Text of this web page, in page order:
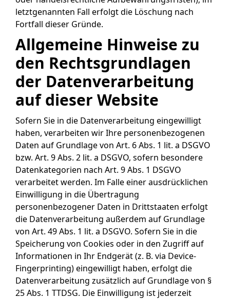
letztgenannten Fall erfolgt die Löschung nach
Fortfall dieser Gründe.
Allgemeine Hinweise zu
den Rechtsgrundlagen
der Datenverarbeitung
auf dieser Website
Sofern Sie in die Datenverarbeitung eingewilligt
haben, verarbeiten wir Ihre personenbezogenen
Daten auf Grundlage von Art. 6 Abs. 1 lit. a DSGVO
bzw. Art. 9 Abs. 2 lit. a DSGVO, sofern besondere
Datenkategorien nach Art. 9 Abs. 1 DSGVO
verarbeitet werden. Im Falle einer ausdrücklichen
Einwilligung in die Übertragung
personenbezogener Daten in Drittstaaten erfolgt
die Datenverarbeitung außerdem auf Grundlage
von Art. 49 Abs. 1 lit. a DSGVO. Sofern Sie in die
Speicherung von Cookies oder in den Zugriff auf
Informationen in Ihr Endgerät (z. B. via Device-
Fingerprinting) eingewilligt haben, erfolgt die
Datenverarbeitung zusätzlich auf Grundlage von §
25 Abs. 1 TTDSG. Die Einwilligung ist jederzeit